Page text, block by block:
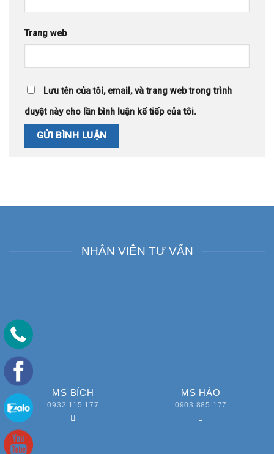
Trang web
Lưu tên của tôi, email, và trang web trong trình
duyệt này cho lần bình luận kế tiếp của tôi.
NHÂN VIÊN TƯ VẤN
MS BÍCH
0932 115 177
MS HẢO
0903 885 177